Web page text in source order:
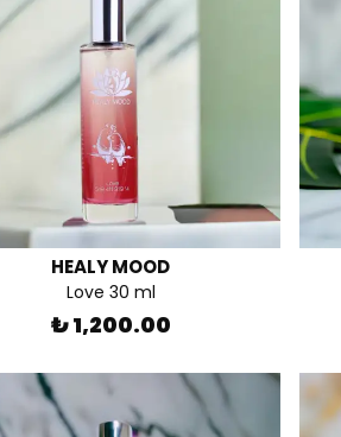
HEALY MOOD
Love 30 ml
₺ 1,200.00